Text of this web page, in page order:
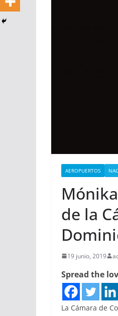
AEROPUERTOS
de la
19 junio, 2019
Spread the
La Cámara de